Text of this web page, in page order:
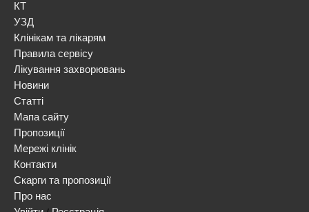
КТ
УЗД
Клінікам та лікарям
Правила сервісу
Лікування захворювань
Новини
Статті
Мапа сайту
Пропозиції
Мережі клінік
Контакти
Скарги та пропозиції
Про нас